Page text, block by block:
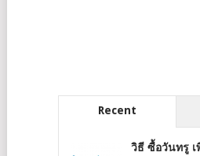
Recent
วิธี ซื้อวันทรู